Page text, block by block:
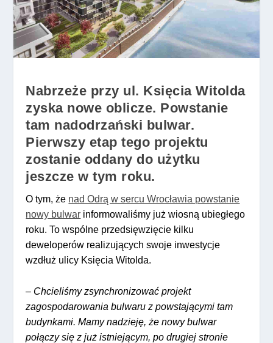
Nabrzeże przy ul. Księcia Witolda
zyska nowe oblicze. Powstanie
tam nadodrzański bulwar.
Pierwszy etap tego projektu
zostanie oddany do użytku
jeszcze w tym roku.
O tym, że nad Odrą w sercu Wrocławia powstanie
nowy bulwar informowaliśmy już wiosną ubiegłego
roku. To wspólne przedsięwzięcie kilku
deweloperów realizujących swoje inwestycje
wzdłuż ulicy Księcia Witolda.
– Chcieliśmy zsynchronizować projekt
zagospodarowania bulwaru z powstającymi tam
budynkami. Mamy nadzieję, że nowy bulwar
połączy się z już istniejącym, po drugiej stronie